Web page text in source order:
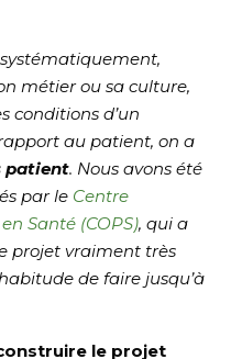
métier ou sa culture,
conditions d’un
au patient, on a
patient. Nous avons été
par le Centre
Santé (COPS), qui a
projet vraiment très
de faire jusqu’à
le projet